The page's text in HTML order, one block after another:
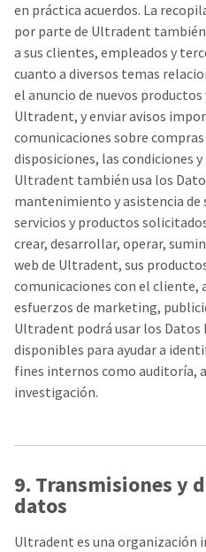
en práctica acuerdos. La
por parte de Ultradent
a sus clientes, empleados y
cuanto a diversos temas
el anuncio de nuevos
Ultradent, y enviar avisos
comunicaciones sobre
disposiciones, las condiciones
Ultradent también usa los
mantenimiento y asistencia de
servicios y productos
crear, desarrollar, operar,
web de Ultradent, sus
comunicaciones con el cliente,
esfuerzos de marketing,
Ultradent podrá usar los
disponibles para ayudar a
fines internos como auditoría,
investigación.
9. Transmisiones y
datos
Ultradent es una